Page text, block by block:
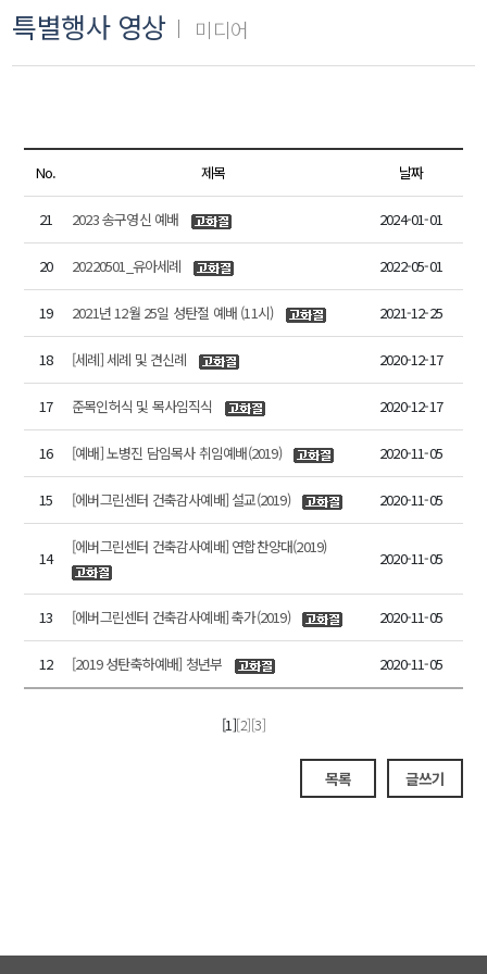
특별행사 영상 미디어
No. 제목 날짜
21 2023 송구영신 예배 2024-01-01
20 20220501_유아세례 2022-05-01
19 2021년 12월 25일 성탄절 예배 (11시) 2021-12-25
18 [세례] 세례 및 견신례 2020-12-17
17 준목인허식 및 목사임직식 2020-12-17
16 [예배] 노병진 담임목사 취임예배(2019) 2020-11-05
15 [에버그린센터 건축감사예배] 설교(2019) 2020-11-05
14
[에버그린센터 건축감사예배] 연합찬양대(2019)
2020-11-05
13 [에버그린센터 건축감사예배] 축가(2019) 2020-11-05
12 [2019 성탄축하예배] 청년부 2020-11-05
[1][2][3]
목록 글쓰기